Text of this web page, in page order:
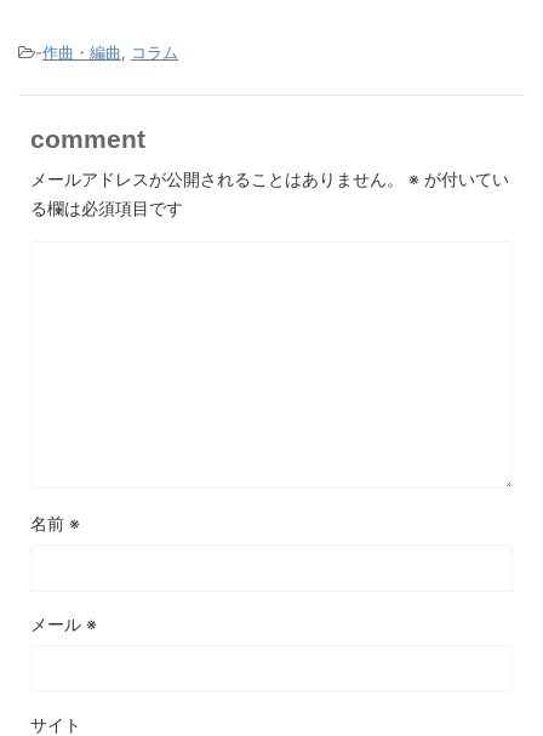
-作曲・編曲, コラム
comment
メールアドレスが公開されることはありません。 ※ が付いてい
る欄は必須項目です
名前 ※
メール ※
サイト